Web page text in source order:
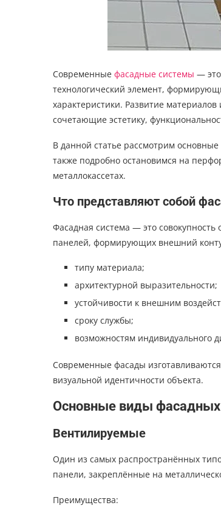
Современные фасадные системы —
технологический элемент,
характеристики. Развитие
сочетающие эстетику,
В данной статье рассмотрим
также подробно остановимся на
металлокассетах.
Что представляют собой
Фасадная система — это
панелей, формирующих внешний
типу материала;
архитектурной выразительности;
устойчивости к внешним
сроку службы;
возможностям индивидуального
Современные фасады
визуальной идентичности объекта.
Основные виды фасадных
Вентилируемые
Один из самых распространённых
панели, закреплённые на
Преимущества: